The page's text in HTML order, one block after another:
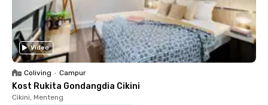
Video
Coliving • Campur
Kost Rukita Gondangdia Cikini
Cikini, Menteng